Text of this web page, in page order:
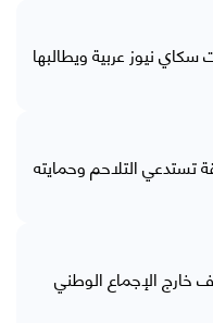
نيوز عربية ويطالبها
تستدعي التلاحم وحمايته
خارج الإجماع الوطني